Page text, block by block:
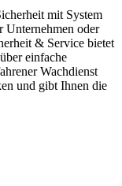
mit System
Unternehmen oder
& Service bietet
einfache
Wachdienst
und gibt Ihnen die